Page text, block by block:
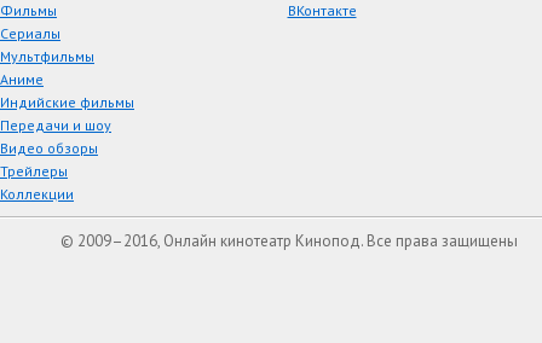
Фильмы
Сериалы
Мультфильмы
Аниме
Индийские фильмы
Передачи и шоу
Видео обзоры
Трейлеры
Коллекции
ВКонтакте
© 2009–2016, Онлайн кинотеатр Кинопод. Все права защищены